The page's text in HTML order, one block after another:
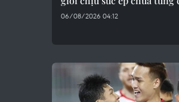
06/08/2026 04:12